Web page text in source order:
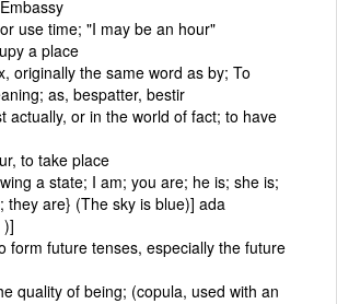
use time; "I may be an hour"
a place
originally the same word as by; To
as, bespatter, bestir
actually, or in the world of fact; to have
to take place
a state; I am; you are; he is; she is;
they are} (The sky is blue)] ada
)]
form future tenses, especially the future
quality of being; (copula, used with an